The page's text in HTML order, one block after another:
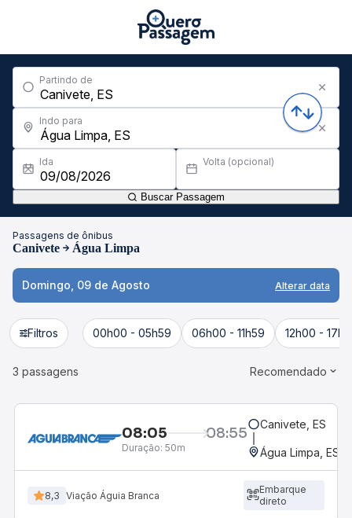
Partindo de
Indo para
Ida Volta (opcional)
Buscar Passagem
Passagens de ônibus
Canivete Água Limpa
Domingo, 09 de Agosto Alterar data
Filtros 00h00 - 05h59 06h00 - 11h59 12h00 -
3 passagens Recomendado
08:05 08:55
Duração: 50m
Canivete, ES
Água Limpa, ES
8,3 Viação Águia Branca
Embarque
direto